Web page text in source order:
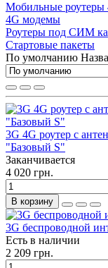
Мобильные роутеры
4G модемы
Роутеры под СИМ
Стартовые пакеты
По умолчанию
3G 4G роутер с
"Базовый S"
Заканчивается
4 020 грн.
В корзину
3G беспроводной
Есть в наличии
2 209 грн.